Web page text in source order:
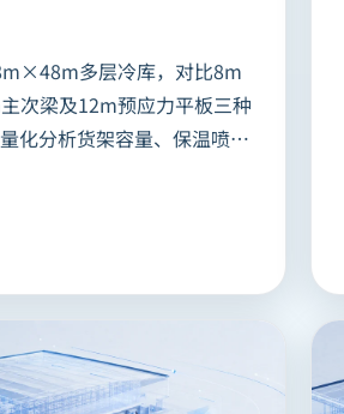
多层冷库，对比8m
次梁及12m预应力平板三种
化分析货架容量、保温喷涂
结论